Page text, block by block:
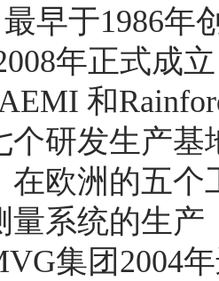
早于1986年
年正式成
和
个研发生产
在欧洲的五
量系统的生
集团2004